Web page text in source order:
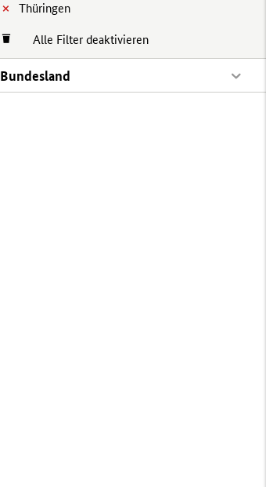
Thüringen
Alle Filter deaktivieren
Bundesland